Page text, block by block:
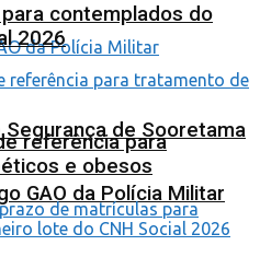
de Sooretama
GAO da Polícia Militar
contemplados do
2026
referência para
e obesos